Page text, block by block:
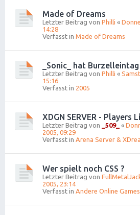
Made of Dreams
Letzter Beitrag von Philli «
14:28
Verfasst in Made of Dreams
_Sonic_ hat Burzelleintag
Letzter Beitrag von Philli «
15:16
Verfasst in 2005
XDGN SERVER - Players
Letzter Beitrag von _509_ «
2005, 09:29
Verfasst in Arena Server &
Wer spielt noch CSS ?
Letzter Beitrag von
2005, 23:14
Verfasst in Andere Online